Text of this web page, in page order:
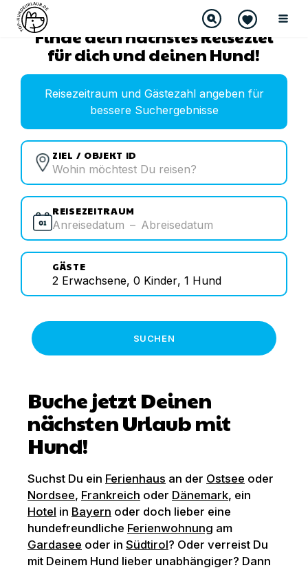
Buche jetzt Deinen
nächsten Urlaub mit
Hund!
Suchst Du ein Ferienhaus an der Ostsee oder
Nordsee, Frankreich oder Dänemark, ein
Hotel in Bayern oder doch lieber eine
hundefreundliche Ferienwohnung am
Gardasee oder in Südtirol? Oder verreist Du
mit Deinem Hund lieber unabhängiger? Dann
Reisezeitraum und Gästezahl angeben für
bessere Suchergebnisse
ZIEL / OBJEKT ID
REISEZEITRAUM
Anreisedatum – Abreisedatum
GÄSTE
2 Erwachsene, 0 Kinder, 1 Hund
SUCHEN
Finde dein nächstes Reiseziel
für dich und deinen Hund!